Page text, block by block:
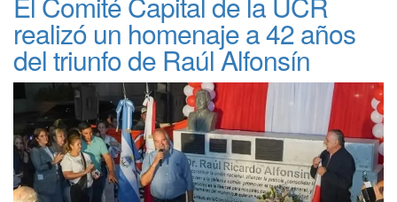
realizó un homenaje a 42 años
del triunfo de Raúl Alfonsín